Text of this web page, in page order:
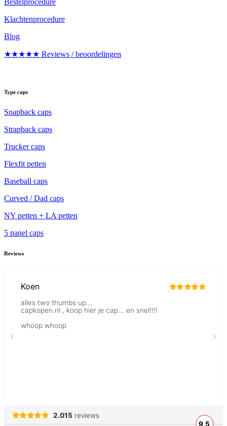
Bestelprocedure
Klachtenprocedure
Blog
★★★★★ Reviews / beoordelingen
Type caps
Snapback caps
Strapback caps
Trucker caps
Flexfit petten
Baseball caps
Curved / Dad caps
NY petten + LA petten
5 panel caps
Reviews